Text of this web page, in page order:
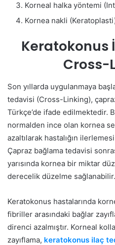
Korneal halka yöntemi
Kornea nakli
Keratokonus
Cross-
Son yıllarda uygulanmaya
tedavisi (Cross-Linking),
Türkçe’de ifade edilmektedir.
normalden ince olan kornea
azaltılarak hastalığın
Çapraz bağlama tedavisi
yarısında kornea bir miktar
derecelik düzelme sağlanabilir.
Keratokonus hastalarında
fibriller arasındaki bağlar
direnci azalmıştır. Korneal
zayıflama, keratokonus ilaç